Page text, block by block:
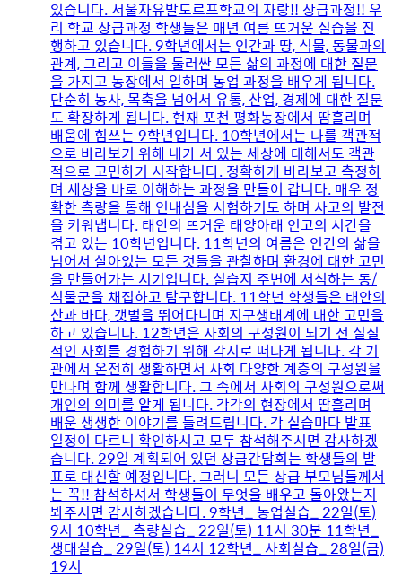
있습니다. 서울자유발도르프학교의 자랑!! 상급과정!! 우
리 학교 상급과정 학생들은 매년 여름 뜨거운 실습을 진
행하고 있습니다. 9학년에서는 인간과 땅, 식물, 동물과의
관계, 그리고 이들을 둘러싼 모든 삶의 과정에 대한 질문
을 가지고 농장에서 일하며 농업 과정을 배우게 됩니다.
단순히 농사, 목축을 넘어서 유통, 산업, 경제에 대한 질문
도 확장하게 됩니다. 현재 포천 평화농장에서 땀흘리며
배움에 힘쓰는 9학년입니다. 10학년에서는 나를 객관적
으로 바라보기 위해 내가 서 있는 세상에 대해서도 객관
적으로 고민하기 시작합니다. 정확하게 바라보고 측정하
며 세상을 바로 이해하는 과정을 만들어 갑니다. 매우 정
확한 측량을 통해 인내심을 시험하기도 하며 사고의 발전
을 키워냅니다. 태안의 뜨거운 태양아래 인고의 시간을
겪고 있는 10학년입니다. 11학년의 여름은 인간의 삶을
넘어서 살아있는 모든 것들을 관찰하며 환경에 대한 고민
을 만들어가는 시기입니다. 실습지 주변에 서식하는 동/
식물군을 채집하고 탐구합니다. 11학년 학생들은 태안의
산과 바다, 갯벌을 뛰어다니며 지구생태계에 대한 고민을
하고 있습니다. 12학년은 사회의 구성원이 되기 전 실질
적인 사회를 경험하기 위해 각지로 떠나게 됩니다. 각 기
관에서 온전히 생활하면서 사회 다양한 계층의 구성원을
만나며 함께 생활합니다. 그 속에서 사회의 구성원으로써
개인의 의미를 알게 됩니다. 각각의 현장에서 땀흘리며
배운 생생한 이야기를 들려드립니다. 각 실습마다 발표
일정이 다르니 확인하시고 모두 참석해주시면 감사하겠
습니다. 29일 계획되어 있던 상급간담회는 학생들의 발
표로 대신할 예정입니다. 그러니 모든 상급 부모님들께서
는 꼭!! 참석하셔서 학생들이 무엇을 배우고 돌아왔는지
봐주시면 감사하겠습니다. 9학년_ 농업실습_ 22일(토)
9시 10학년_ 측량실습_ 22일(토) 11시 30분 11학년_
생태실습_ 29일(토) 14시 12학년_ 사회실습_ 28일(금)
19시